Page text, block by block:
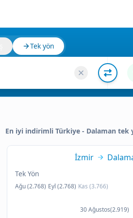
Tek yön
En iyi indirimli Türkiye - Dalaman tek
İzmir
Tek Yön
Ağu (2.768) Eyl (2.768) Kas (3.766)
30 Ağustos(2.919)